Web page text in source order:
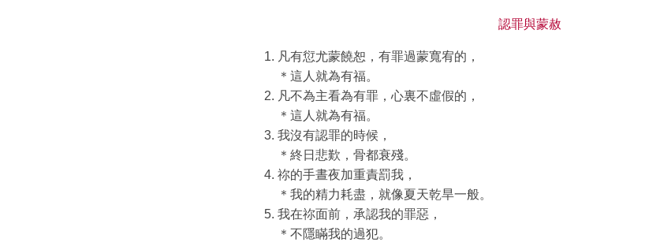
認罪與蒙赦
凡有愆尤蒙饒恕，有罪過蒙寬宥的，
＊這人就為有福。
凡不為主看為有罪，心裏不虛假的，
＊這人就為有福。
我沒有認罪的時候，
＊終日悲歎，骨都衰殘。
祢的手晝夜加重責罰我，
＊我的精力耗盡，就像夏天乾旱一般。
我在祢面前，承認我的罪惡，
＊不隱瞞我的過犯。